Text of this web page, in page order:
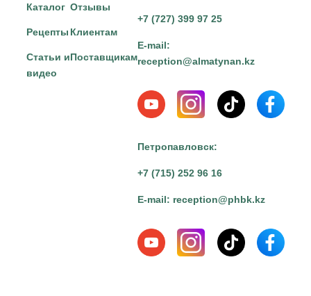
Каталог
Рецепты
Статьи и
видео
Отзывы
Клиентам
Поставщикам
+7 (727) 399 97 25
E-mail:
reception@almatynan.kz
Петропавловск:
+7 (715) 252 96 16
E-mail: reception@phbk.kz